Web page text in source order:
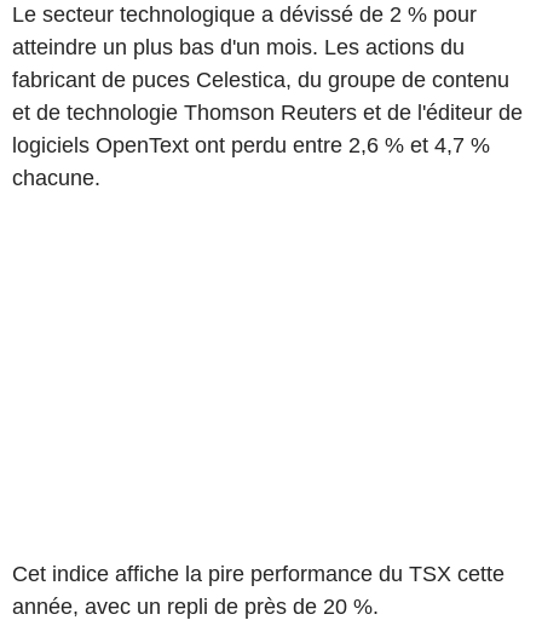
Le secteur technologique a dévissé de 2 % pour
atteindre un plus bas d'un mois. Les actions du
fabricant de puces Celestica, du groupe de contenu
et de technologie Thomson Reuters et de l'éditeur de
logiciels OpenText ont perdu entre 2,6 % et 4,7 %
chacune.
Cet indice affiche la pire performance du TSX cette
année, avec un repli de près de 20 %.